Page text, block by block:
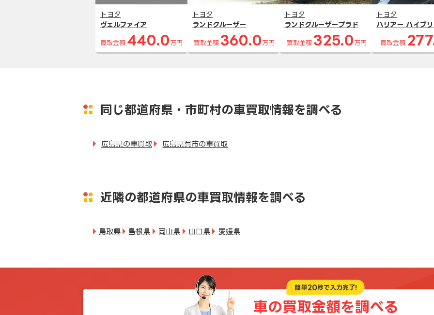
トヨタ
ヴェルファイア
買取金額 440.0 万円
トヨタ
ランドクルーザー
買取金額 360.0 万円
トヨタ
ランドクルーザープラド
買取金額 325.0 万円
トヨタ
ハリアー ハイブ
買取金額
同じ都道府県・市町村の車買取情報を調べる
広島県の車買取 広島県呉市の車買取
近隣の都道府県の車買取情報を調べる
鳥取県 島根県 岡山県 山口県 愛媛県
簡単20秒で入力完了!
車の買取金額を調べる